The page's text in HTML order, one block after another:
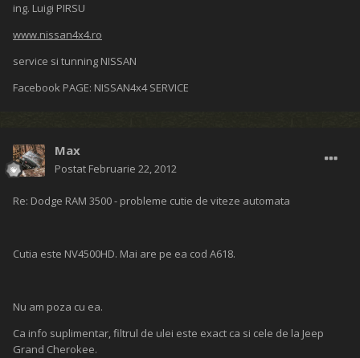
ing. Luigi PIRSU
www.nissan4x4.ro
service si tunning NISSAN
Facebook PAGE: NISSAN4x4 SERVICE
Max
Postat Februarie 22, 2012
Re: Dodge RAM 3500 - probleme cutie de viteze automata
Cutia este NV4500HD. Mai are pe ea cod A618.
Nu am poza cu ea.
Ca info suplimentar, filtrul de ulei este exact ca si cele de la Jeep
Grand Cherokee.